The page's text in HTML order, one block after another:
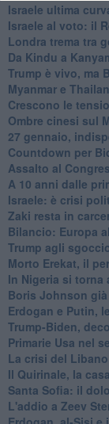
Israele ultima
Israele al voto: il
Londra trema tra
Da Kindu a
Trump è vivo, ma
Myanmar e
Crescono le
Ombre cinesi sul
27 gennaio,
Countdown per
Assalto al
A 10 anni dalle
Israele: è crisi
Zaki resta in
Bilancio: Europa
Trump agli
Morto Erekat, il
In Nigeria si torna
Boris Johnson
Erdogan e Putin,
Trump-Biden,
Primarie Usa nel
La crisi del
Il Quirinale, la
Santa Sofia: il
L'addio a ​Zeev